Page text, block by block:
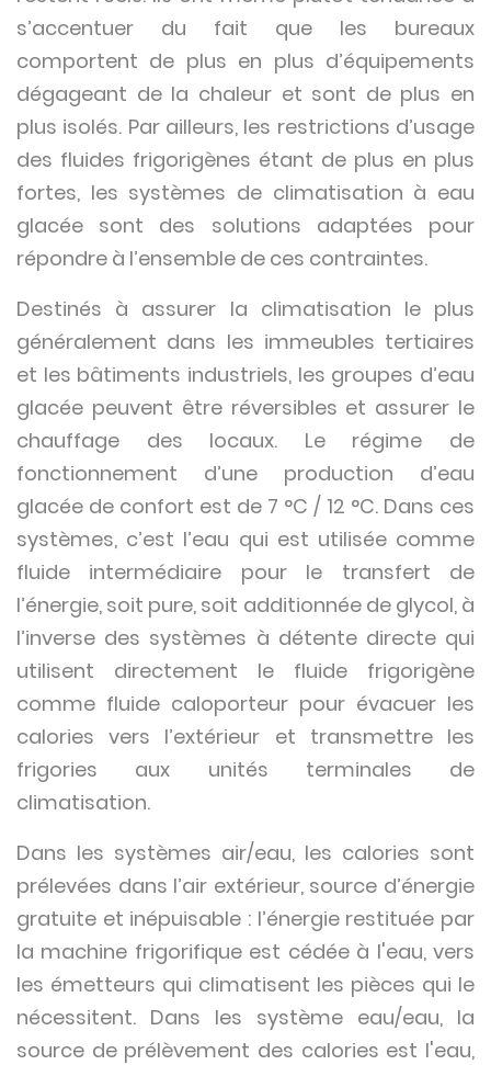
s’accentuer du fait que les bureaux
comportent de plus en plus d’équipements
dégageant de la chaleur et sont de plus en
plus isolés. Par ailleurs, les restrictions d’usage
des fluides frigorigènes étant de plus en plus
fortes, les systèmes de climatisation à eau
glacée sont des solutions adaptées pour
répondre à l’ensemble de ces contraintes.
Destinés à assurer la climatisation le plus
généralement dans les immeubles tertiaires
et les bâtiments industriels, les groupes d’eau
glacée peuvent être réversibles et assurer le
chauffage des locaux. Le régime de
fonctionnement d’une production d’eau
glacée de confort est de 7 °C / 12 °C. Dans ces
systèmes, c’est l’eau qui est utilisée comme
fluide intermédiaire pour le transfert de
l’énergie, soit pure, soit additionnée de glycol, à
l’inverse des systèmes à détente directe qui
utilisent directement le fluide frigorigène
comme fluide caloporteur pour évacuer les
calories vers l’extérieur et transmettre les
frigories aux unités terminales de
climatisation.
Dans les systèmes air/eau, les calories sont
prélevées dans l’air extérieur, source d’énergie
gratuite et inépuisable : l’énergie restituée par
la machine frigorifique est cédée à l'eau, vers
les émetteurs qui climatisent les pièces qui le
nécessitent. Dans les système eau/eau, la
source de prélèvement des calories est l'eau,